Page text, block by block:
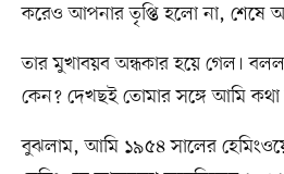
করেও আপনার তৃপ্তি হলো না, শেষে
তার মুখাবয়ব অন্ধকার হয়ে গেল।
কেন? দেখছই তোমার সঙ্গে আমি কথা
বুঝলাম, আমি ১৯৫৪ সালের